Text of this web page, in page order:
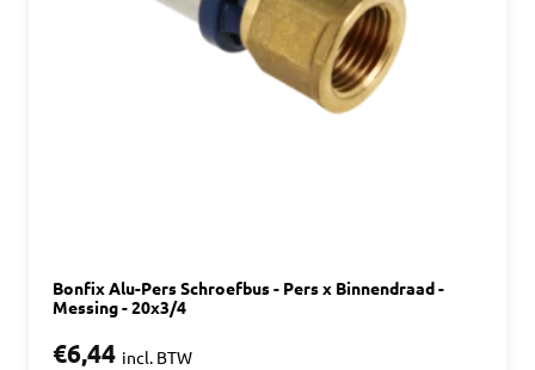
Bonfix Alu-Pers Schroefbus - Pers x Binnendraad -
Messing - 20x3/4
€6,44 incl. BTW